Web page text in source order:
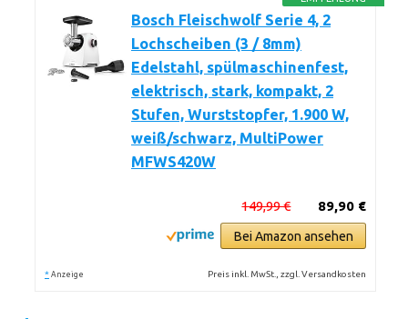
Bosch Fleischwolf Serie 4, 2
Lochscheiben (3 / 8mm)
Edelstahl, spülmaschinenfest,
elektrisch, stark, kompakt, 2
Stufen, Wurststopfer, 1.900 W,
weiß/schwarz, MultiPower
MFWS420W
89,90 €
149,99 €
Bei Amazon ansehen
* Anzeige Preis inkl. MwSt., zzgl. Versandkosten